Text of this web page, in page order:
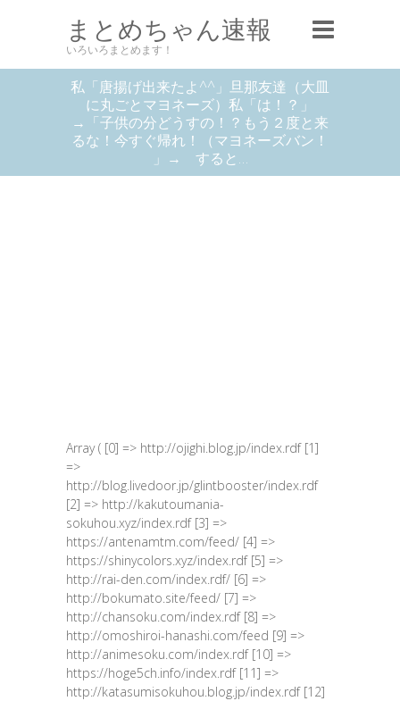
まとめちゃん速報
いろいろまとめます！
私「唐揚げ出来たよ^^」旦那友達（大皿
に丸ごとマヨネーズ）私「は！？」
→「子供の分どうすの！？もう２度と来
るな！今すぐ帰れ！（マヨネーズバン！
」→ すると…
Array ( [0] => http://ojighi.blog.jp/index.rdf [1]
=>
http://blog.livedoor.jp/glintbooster/index.rdf
[2] => http://kakutoumania-
sokuhou.xyz/index.rdf [3] =>
https://antenamtm.com/feed/ [4] =>
https://shinycolors.xyz/index.rdf [5] =>
http://rai-den.com/index.rdf/ [6] =>
http://bokumato.site/feed/ [7] =>
http://chansoku.com/index.rdf [8] =>
http://omoshiroi-hanashi.com/feed [9] =>
http://animesoku.com/index.rdf [10] =>
https://hoge5ch.info/index.rdf [11] =>
http://katasumisokuhou.blog.jp/index.rdf [12]